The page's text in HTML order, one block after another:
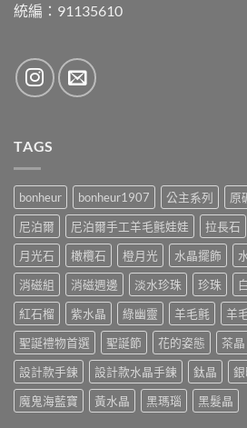
統編：91135610
TAGS
bonheur bonheur1907 公主系列 原
尼泊爾
尼泊爾手工羊毛氈娃娃 拉長石
月光石
橄欖石 橙月光 水晶擺飾
消磁組
消磁週邊 淡水珍珠 珍珠
紅石榴
紫水晶 綠幽靈 羊毛氈 羊
聖誕禮物首選
聖誕節 花的姿態 茶晶
設計款手鍊
設計款水晶手鍊 鈦晶
魔鬼海藍寶
黃水晶 黑瑪瑙 黑髮晶